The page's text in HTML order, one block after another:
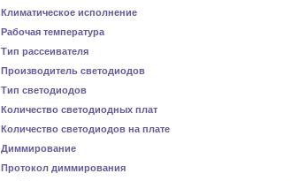
Климатическое исполнение
Рабочая температура
Тип рассеивателя
Производитель светодиодов
Тип светодиодов
Количество светодиодных плат
Количество светодиодов на плате
Диммирование
Протокол диммирования